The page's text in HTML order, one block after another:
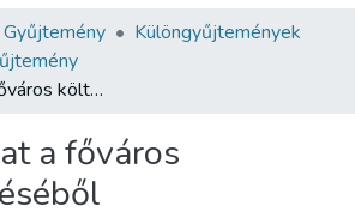
Különgyűjtemények
Néhány adat a főváros költségvetéséből
a főváros